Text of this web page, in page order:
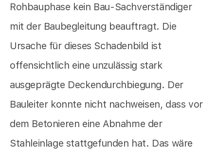
Rohbauphase kein Bau-Sachverständiger
mit der Baubegleitung beauftragt. Die
Ursache für dieses Schadenbild ist
offensichtlich eine unzulässig stark
ausgeprägte Deckendurchbiegung. Der
Bauleiter konnte nicht nachweisen, dass vor
dem Betonieren eine Abnahme der
Stahleinlage stattgefunden hat. Das wäre